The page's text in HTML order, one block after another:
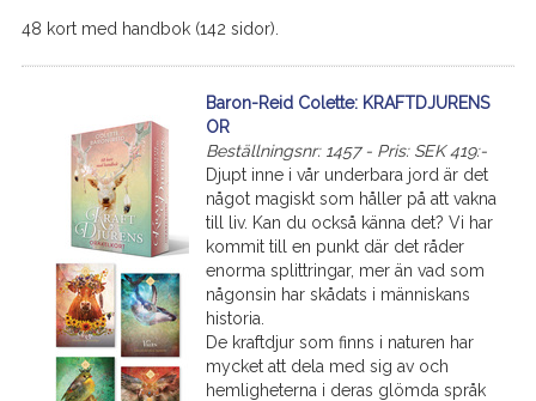
48 kort med handbok (142 sidor).
Baron-Reid Colette: KRAFTDJURENS
OR
Beställningsnr: 1457 - Pris: SEK 419:-
Djupt inne i vår underbara jord är det
något magiskt som håller på att vakna
till liv. Kan du också känna det? Vi har
kommit till en punkt där det råder
enorma splittringar, mer än vad som
någonsin har skådats i människans
historia.
De kraftdjur som finns i naturen har
mycket att dela med sig av och
hemligheterna i deras glömda språk